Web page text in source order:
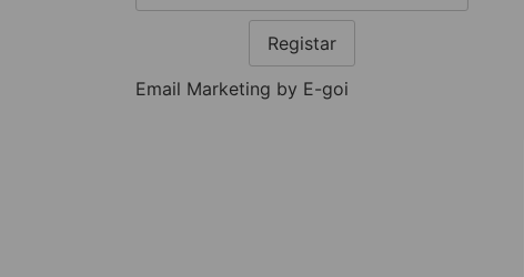
Registar
Email Marketing by E-goi